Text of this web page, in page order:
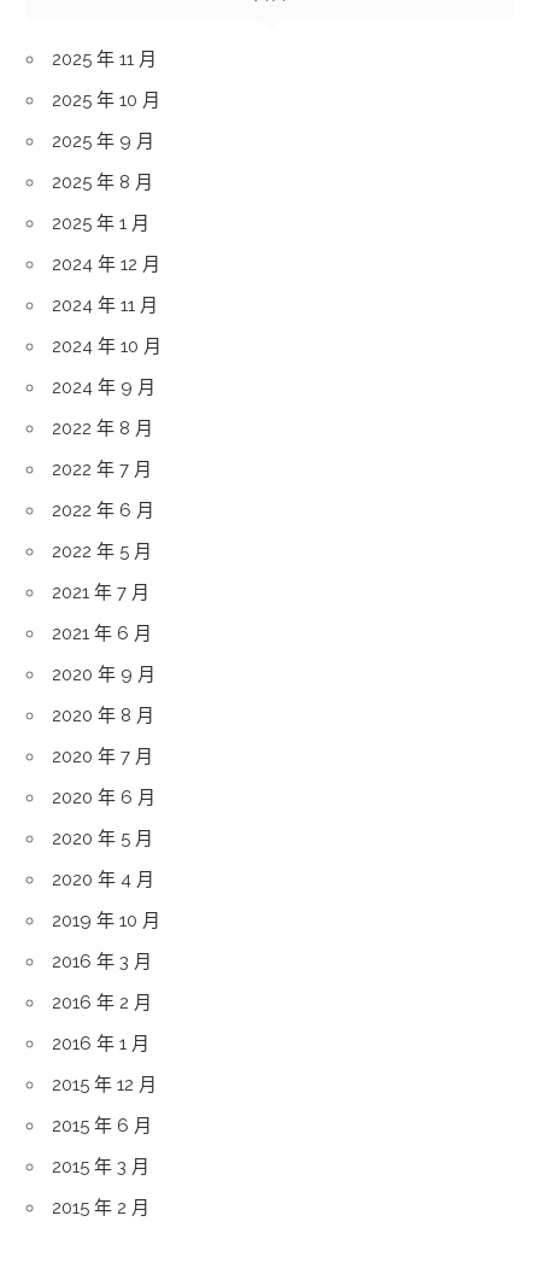
2025 年 11 月
2025 年 10 月
2025 年 9 月
2025 年 8 月
2025 年 1 月
2024 年 12 月
2024 年 11 月
2024 年 10 月
2024 年 9 月
2022 年 8 月
2022 年 7 月
2022 年 6 月
2022 年 5 月
2021 年 7 月
2021 年 6 月
2020 年 9 月
2020 年 8 月
2020 年 7 月
2020 年 6 月
2020 年 5 月
2020 年 4 月
2019 年 10 月
2016 年 3 月
2016 年 2 月
2016 年 1 月
2015 年 12 月
2015 年 6 月
2015 年 3 月
2015 年 2 月